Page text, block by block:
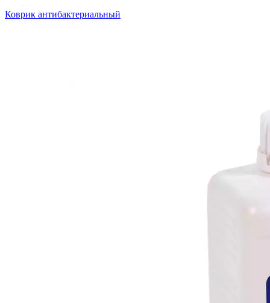
Коврик антибактериальный